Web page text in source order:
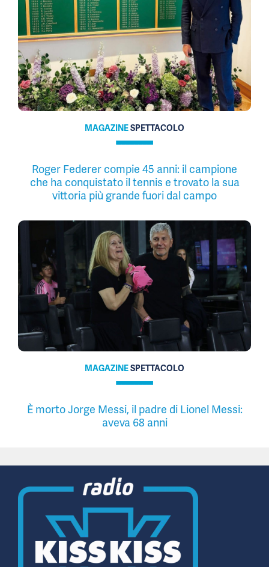
MAGAZINESPETTACOLO
Roger Federer compie 45 anni: il campione
che ha conquistato il tennis e trovato la sua
vittoria più grande fuori dal campo
MAGAZINESPETTACOLO
È morto Jorge Messi, il padre di Lionel Messi:
aveva 68 anni